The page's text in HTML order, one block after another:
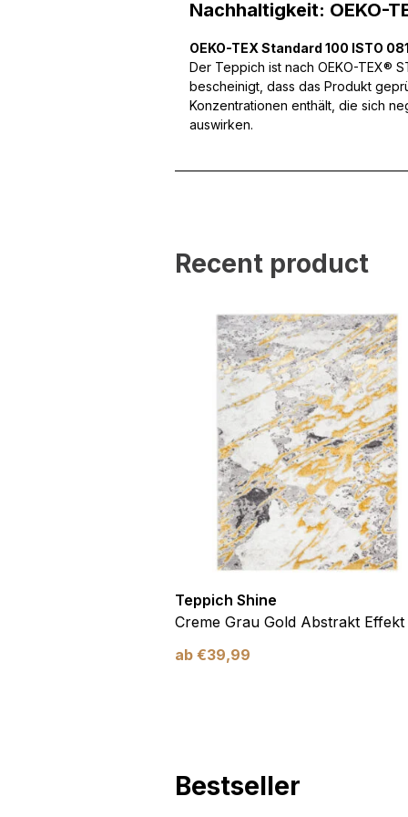
Nachhaltigkeit: OEKO-
OEKO-TEX Standard 100 ISTO
Der Teppich ist nach OEKO-TEX®
bescheinigt, dass das Produkt
Konzentrationen enthält, die sich
auswirken.
Recent product
Teppich Shine
Creme Grau Gold Abstrakt Effekt
ab €39,99
Bestseller
können und um unseren
mit weiteren Daten
Dienste gesammelt haben.
Notwendig
Präferenz-Cookies
Statistik
Statistik-Cookies helfen
indem sie anonyme
Marketing
Marketing-Cookies
anzuzeigen, die für den
Werbetreibende Dritter
Nicht kategorisiert.
Andere nicht